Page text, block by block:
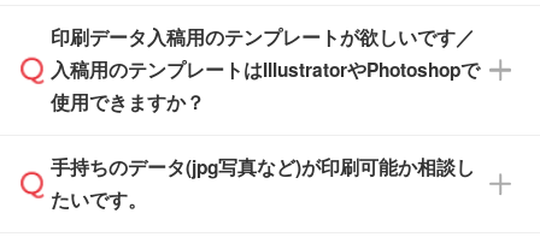
※土日祝日を除く営業日換算です。
※沖縄・離島は追加日数がかかります。
ザインソフトがなくても安心です。
また、「データ作成サービス
せいただければ、弊社にて無料でデザインデー
タを1点作成いたします。
IllustratorやPhotoshop、CLIP STUDIOなどのデ
ザインソフトでこだわりのデザインを作成した
い方は、完全データ入稿
積・ご注文フォームにアップロードしてご入稿
ください。
印刷データ入稿用のテンプレートが欲しいです／
入稿用のテンプレートはIllustratorやPhotoshopで
使用できますか？
一部商品は入稿用テンプレートのご用意があり
ます。各商品ページの『印刷方法・テンプレー
手持ちのデータ(jpg写真など)が印刷可能か相談し
たいです。